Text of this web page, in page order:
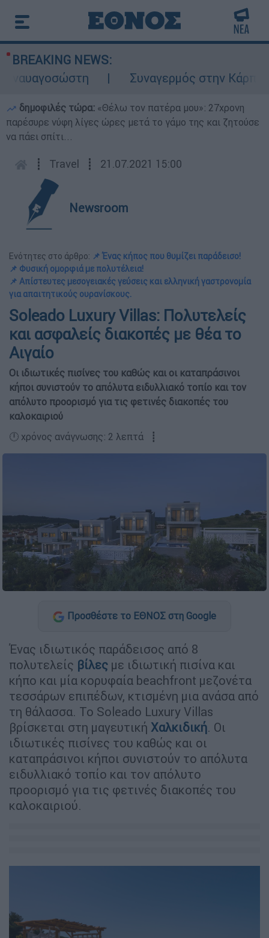
BREAKING NEWS:
Συναγερμός στην Κάρπαθο:
δημοφιλές τώρα: «Θέλω τον πατέρα μου»: 27χρονη
παρέσυρε νύφη λίγες ώρες μετά το γάμο της και ζητούσε
να πάει σπίτι...
┋ Travel ┋ 21.07.2021 15:00
Newsroom
Ενότητες στο άρθρο: 📌 Ένας κήπος που θυμίζει παράδεισο!
📌 Φυσική ομορφιά με πολυτέλεια!
📌 Απίστευτες μεσογειακές γεύσεις και ελληνική γαστρονομία
για απαιτητικούς ουρανίσκους.
Soleado Luxury Villas: Πολυτελείς
και ασφαλείς διακοπές με θέα το
Αιγαίο
Οι ιδιωτικές πισίνες του καθώς και οι καταπράσινοι
κήποι συνιστούν το απόλυτα ειδυλλιακό τοπίο και τον
απόλυτο προορισμό για τις φετινές διακοπές του
καλοκαιριού
🕛 χρόνος ανάγνωσης: 2 λεπτά ┋
Προσθέστε το ΕΘΝΟΣ στη Google
Ένας ιδιωτικός παράδεισος από 8
πολυτελείς βίλες με ιδιωτική πισίνα και
κήπο και μία κορυφαία beachfront μεζονέτα
τεσσάρων επιπέδων, κτισμένη μια ανάσα από
τη θάλασσα. Το Soleado Luxury Villas
βρίσκεται στη μαγευτική Χαλκιδική. Οι
ιδιωτικές πισίνες του καθώς και οι
καταπράσινοι κήποι συνιστούν το απόλυτα
ειδυλλιακό τοπίο και τον απόλυτο
προορισμό για τις φετινές διακοπές του
καλοκαιριού.